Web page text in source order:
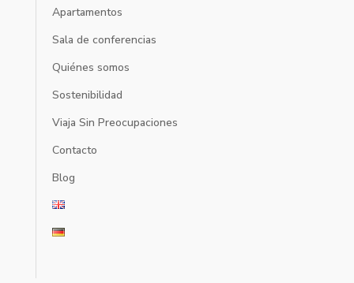
Apartamentos
Sala de conferencias
Quiénes somos
Sostenibilidad
Viaja Sin Preocupaciones
Contacto
Blog